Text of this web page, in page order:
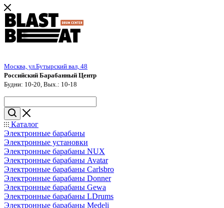
Москва, ул.Бутырский вал, 48
Российский Барабанный Центр
Будни: 10-20, Вых.: 10-18
Каталог
Электронные барабаны
Электронные установки
Электронные барабаны NUX
Электронные барабаны Avatar
Электронные барабаны Carlsbro
Электронные барабаны Donner
Электронные барабаны Gewa
Электронные барабаны LDrums
Электронные барабаны Medeli